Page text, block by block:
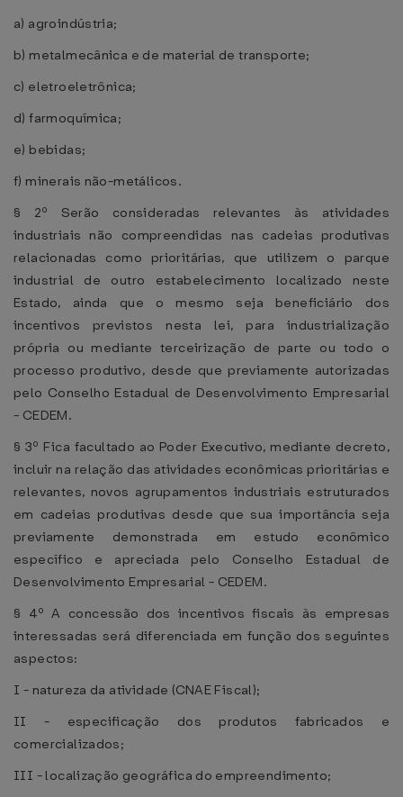
a) agroindústria;
b) metalmecânica e de material de transporte;
c) eletroeletrônica;
d) farmoquímica;
e) bebidas;
f) minerais não-metálicos.
§ 2º Serão consideradas relevantes às atividades
industriais não compreendidas nas cadeias produtivas
relacionadas como prioritárias, que utilizem o parque
industrial de outro estabelecimento localizado neste
Estado, ainda que o mesmo seja beneficiário dos
incentivos previstos nesta lei, para industrialização
própria ou mediante terceirização de parte ou todo o
processo produtivo, desde que previamente autorizadas
pelo Conselho Estadual de Desenvolvimento Empresarial
- CEDEM.
§ 3º Fica facultado ao Poder Executivo, mediante decreto,
incluir na relação das atividades econômicas prioritárias e
relevantes, novos agrupamentos industriais estruturados
em cadeias produtivas desde que sua importância seja
previamente demonstrada em estudo econômico
específico e apreciada pelo Conselho Estadual de
Desenvolvimento Empresarial - CEDEM.
§ 4º A concessão dos incentivos fiscais às empresas
interessadas será diferenciada em função dos seguintes
aspectos:
I - natureza da atividade (CNAE Fiscal);
II - especificação dos produtos fabricados e
comercializados;
III - localização geográfica do empreendimento;